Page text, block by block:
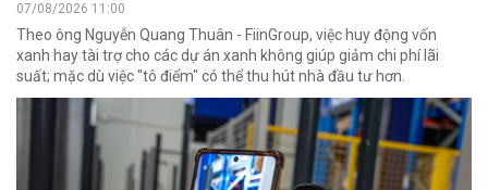
07/08/2026 11:00
Theo ông Nguyễn Quang Thuân - FiinGroup, việc huy động vốn
xanh hay tài trợ cho các dự án xanh không giúp giảm chi phí lãi
suất; mặc dù việc "tô điểm" có thể thu hút nhà đầu tư hơn.